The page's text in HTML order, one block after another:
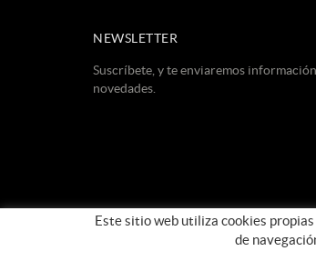
NEWSLETTER
Suscríbete, y te enviaremos
novedades.
Este sitio web utiliza cookies
de